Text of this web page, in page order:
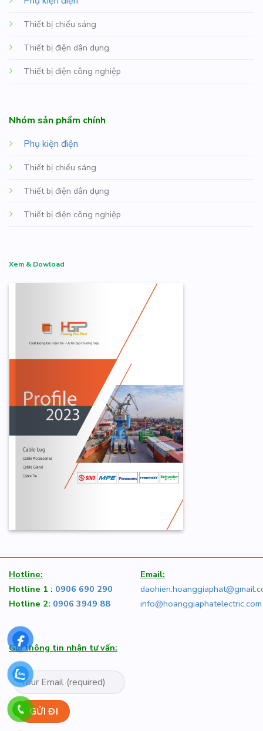
Thiết bị chiếu sáng
Thiết bị điện dân dụng
Thiết bị điện công nghiệp
Nhóm sản phẩm chính
Phụ kiện điện
Thiết bị chiếu sáng
Thiết bị điện dân dụng
Thiết bị điện công nghiệp
Xem & Dowload
Hotline:
Hotline 1 : 0906 690 290
Hotline 2: 0906 3949 88
Email:
info@hoanggiaphatelectric.com
Gửi thông tin nhận tư vấn: